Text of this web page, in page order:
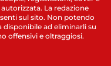
La redazione
sul sito. Non potendo
ad eliminarli su
offensivi e oltraggiosi.